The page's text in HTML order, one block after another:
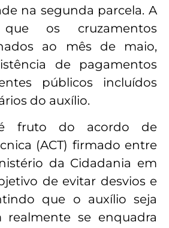
na segunda parcela. A
os cruzamentos
ao mês de maio,
de pagamentos
públicos incluídos
do auxílio.
fruto do acordo de
(ACT) firmado entre
da Cidadania em
de evitar desvios e
que o auxílio seja
se enquadra